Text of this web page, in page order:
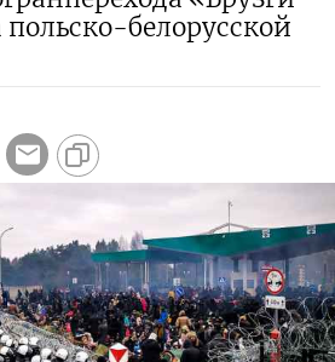
белорусской